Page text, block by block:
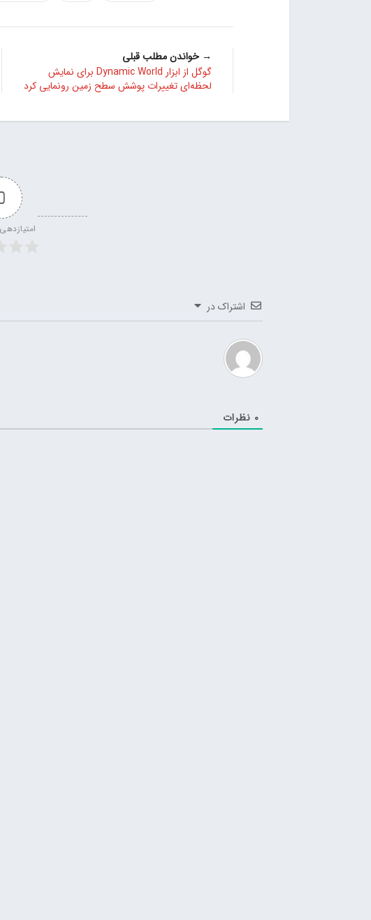
→ خواندن مطلب قبلی
گوگل از ابزار Dynamic World برای نمایش
لحظه‌ای تغییرات پوشش سطح زمین رونمایی کرد
اشتراک در
0 نظرات